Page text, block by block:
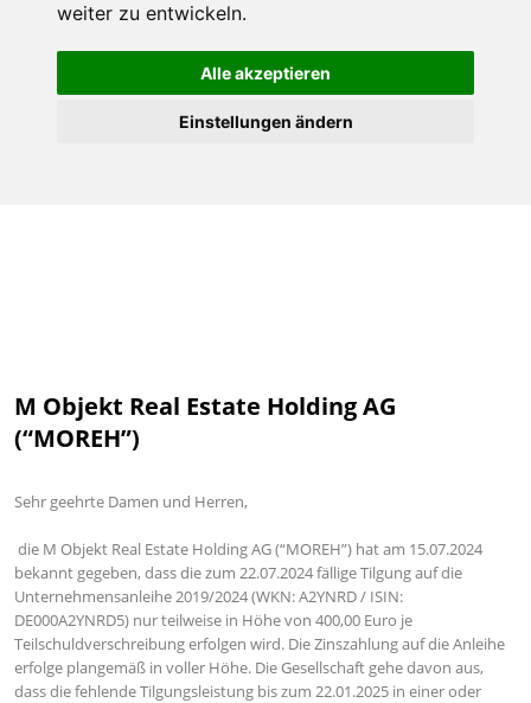
weiter zu entwickeln.
Alle akzeptieren
Einstellungen ändern
M Objekt Real Estate Holding AG
(“MOREH”)
Sehr geehrte Damen und Herren,
die M Objekt Real Estate Holding AG (“MOREH”) hat am 15.07.2024
bekannt gegeben, dass die zum 22.07.2024 fällige Tilgung auf die
Unternehmensanleihe 2019/2024 (WKN: A2YNRD / ISIN:
DE000A2YNRD5) nur teilweise in Höhe von 400,00 Euro je
Teilschuldverschreibung erfolgen wird. Die Zinszahlung auf die Anleihe
erfolge plangemäß in voller Höhe. Die Gesellschaft gehe davon aus,
dass die fehlende Tilgungsleistung bis zum 22.01.2025 in einer oder